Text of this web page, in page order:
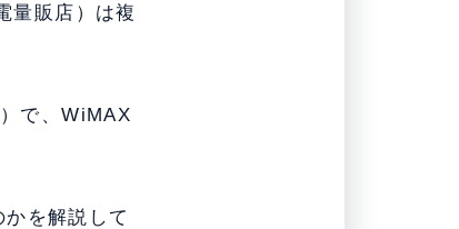
量販店）は複
）で、WiMAX
を解説して